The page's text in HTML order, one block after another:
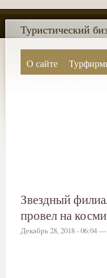
О сайте
Туристический
Звездный
провел на
Декабрь 28, 2018 - 06:04 —